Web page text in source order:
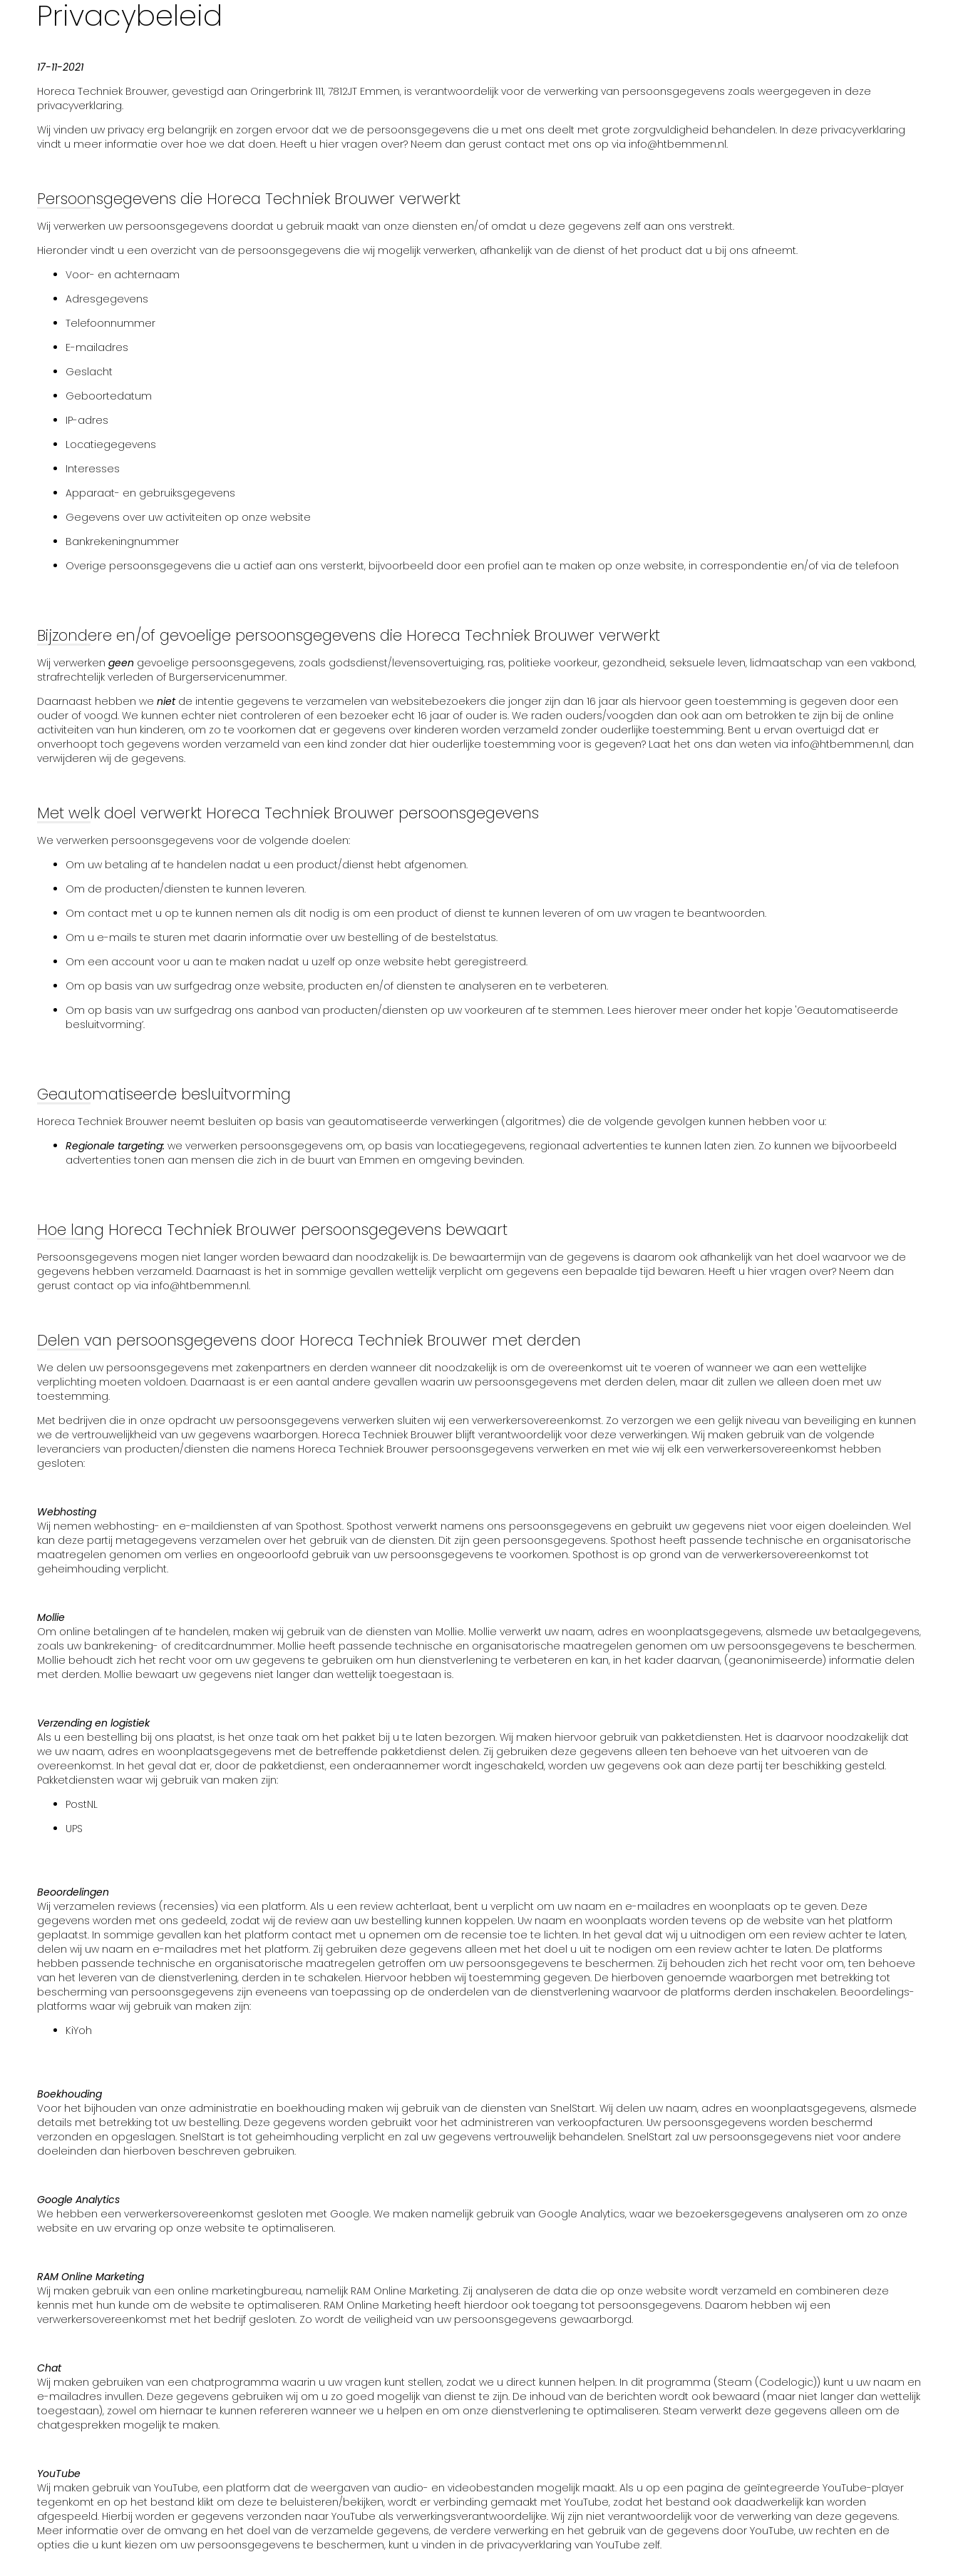
Privacybeleid
17-11-2021
Horeca Techniek Brouwer, gevestigd aan Oringerbrink 111, 7812JT Emmen, is verantwoordelijk voor de verwerking van persoonsgegevens zoals weergegeven in deze
privacyverklaring.
Wij vinden uw privacy erg belangrijk en zorgen ervoor dat we de persoonsgegevens die u met ons deelt met grote zorgvuldigheid behandelen. In deze privacyverklaring
vindt u meer informatie over hoe we dat doen. Heeft u hier vragen over? Neem dan gerust contact met ons op via info@htbemmen.nl.
Persoonsgegevens die Horeca Techniek Brouwer verwerkt
Wij verwerken uw persoonsgegevens doordat u gebruik maakt van onze diensten en/of omdat u deze gegevens zelf aan ons verstrekt.
Hieronder vindt u een overzicht van de persoonsgegevens die wij mogelijk verwerken, afhankelijk van de dienst of het product dat u bij ons afneemt.
Voor- en achternaam
Adresgegevens
Telefoonnummer
E-mailadres
Geslacht
Geboortedatum
IP-adres
Locatiegegevens
Interesses
Apparaat- en gebruiksgegevens
Gegevens over uw activiteiten op onze website
Bankrekeningnummer
Overige persoonsgegevens die u actief aan ons versterkt, bijvoorbeeld door een profiel aan te maken op onze website, in correspondentie en/of via de telefoon
Bijzondere en/of gevoelige persoonsgegevens die Horeca Techniek Brouwer verwerkt
Wij verwerken geen gevoelige persoonsgegevens, zoals godsdienst/levensovertuiging, ras, politieke voorkeur, gezondheid, seksuele leven, lidmaatschap van een vakbond,
strafrechtelijk verleden of Burgerservicenummer.
Daarnaast hebben we nietde intentie gegevens te verzamelen van websitebezoekers die jonger zijn dan 16 jaar als hiervoor geen toestemming is gegeven door een
ouder of voogd. We kunnen echter niet controleren of een bezoeker echt 16 jaar of ouder is. We raden ouders/voogden dan ook aan om betrokken te zijn bij de online
activiteiten van hun kinderen, om zo te voorkomen dat er gegevens over kinderen worden verzameld zonder ouderlijke toestemming. Bent u ervan overtuigd dat er
onverhoopt toch gegevens worden verzameld van een kind zonder dat hier ouderlijke toestemming voor is gegeven? Laat het ons dan weten via info@htbemmen.nl, dan
verwijderen wij de gegevens.
Met welk doel verwerkt Horeca Techniek Brouwer persoonsgegevens
We verwerken persoonsgegevens voor de volgende doelen:
Om uw betaling af te handelen nadat u een product/dienst hebt afgenomen.
Om de producten/diensten te kunnen leveren.
Om contact met u op te kunnen nemen als dit nodig is om een product of dienst te kunnen leveren of om uw vragen te beantwoorden.
Om u e-mails te sturen met daarin informatie over uw bestelling of de bestelstatus.
Om een account voor u aan te maken nadat u uzelf op onze website hebt geregistreerd.
Om op basis van uw surfgedrag onze website, producten en/of diensten te analyseren en te verbeteren.
Om op basis van uw surfgedrag ons aanbod van producten/diensten op uw voorkeuren af te stemmen. Lees hierover meer onder het kopje 'Geautomatiseerde
besluitvorming’.
Geautomatiseerde besluitvorming
Horeca Techniek Brouwer neemt besluiten op basis van geautomatiseerde verwerkingen (algoritmes) die de volgende gevolgen kunnen hebben voor u:
Regionale targeting: we verwerken persoonsgegevens om, op basis van locatiegegevens, regionaal advertenties te kunnen laten zien. Zo kunnen we bijvoorbeeld
advertenties tonen aan mensen die zich in de buurt van Emmen en omgeving bevinden.
Hoe lang Horeca Techniek Brouwer persoonsgegevens bewaart
Persoonsgegevens mogen niet langer worden bewaard dan noodzakelijk is. De bewaartermijn van de gegevens is daarom ook afhankelijk van het doel waarvoor we de
gegevens hebben verzameld. Daarnaast is het in sommige gevallen wettelijk verplicht om gegevens een bepaalde tijd bewaren. Heeft u hier vragen over? Neem dan
gerust contact op via info@htbemmen.nl.
Delen van persoonsgegevens door Horeca Techniek Brouwer met derden
We delen uw persoonsgegevens met zakenpartners en derden wanneer dit noodzakelijk is om de overeenkomst uit te voeren of wanneer we aan een wettelijke
verplichting moeten voldoen. Daarnaast is er een aantal andere gevallen waarin uw persoonsgegevens met derden delen, maar dit zullen we alleen doen met uw
toestemming.
Met bedrijven die in onze opdracht uw persoonsgegevens verwerken sluiten wij een verwerkersovereenkomst. Zo verzorgen we een gelijk niveau van beveiliging en kunnen
we de vertrouwelijkheid van uw gegevens waarborgen. Horeca Techniek Brouwer blijft verantwoordelijk voor deze verwerkingen. Wij maken gebruik van de volgende
leveranciers van producten/diensten die namens Horeca Techniek Brouwer persoonsgegevens verwerken en met wie wij elk een verwerkersovereenkomst hebben
gesloten:
Webhosting
Wij nemen webhosting- en e-maildiensten af van Spothost. Spothost verwerkt namens ons persoonsgegevens en gebruikt uw gegevens niet voor eigen doeleinden. Wel
kan deze partij metagegevens verzamelen over het gebruik van de diensten. Dit zijn geen persoonsgegevens. Spothost heeft passende technische en organisatorische
maatregelen genomen om verlies en ongeoorloofd gebruik van uw persoonsgegevens te voorkomen. Spothost is op grond van de verwerkersovereenkomst tot
geheimhouding verplicht.
Mollie
Om online betalingen af te handelen, maken wij gebruik van de diensten van Mollie. Mollie verwerkt uw naam, adres en woonplaatsgegevens, alsmede uw betaalgegevens,
zoals uw bankrekening- of creditcardnummer. Mollie heeft passende technische en organisatorische maatregelen genomen om uw persoonsgegevens te beschermen.
Mollie behoudt zich het recht voor om uw gegevens te gebruiken om hun dienstverlening te verbeteren en kan, in het kader daarvan, (geanonimiseerde) informatie delen
met derden. Mollie bewaart uw gegevens niet langer dan wettelijk toegestaan is.
Verzending en logistiek
Als u een bestelling bij ons plaatst, is het onze taak om het pakket bij u te laten bezorgen. Wij maken hiervoor gebruik van pakketdiensten. Het is daarvoor noodzakelijk dat
we uw naam, adres en woonplaatsgegevens met de betreffende pakketdienst delen. Zij gebruiken deze gegevens alleen ten behoeve van het uitvoeren van de
overeenkomst. In het geval dat er, door de pakketdienst, een onderaannemer wordt ingeschakeld, worden uw gegevens ook aan deze partij ter beschikking gesteld.
Pakketdiensten waar wij gebruik van maken zijn:
PostNL
UPS
Beoordelingen
Wij verzamelen reviews (recensies) via een platform. Als u een review achterlaat, bent u verplicht om uw naam en e-mailadres en woonplaats op te geven. Deze
gegevens worden met ons gedeeld, zodat wij de review aan uw bestelling kunnen koppelen. Uw naam en woonplaats worden tevens op de website van het platform
geplaatst. In sommige gevallen kan het platform contact met u opnemen om de recensie toe te lichten. In het geval dat wij u uitnodigen om een review achter te laten,
delen wij uw naam en e-mailadres met het platform. Zij gebruiken deze gegevens alleen met het doel u uit te nodigen om een review achter te laten. De platforms
hebben passende technische en organisatorische maatregelen getroffen om uw persoonsgegevens te beschermen. Zij behouden zich het recht voor om, ten behoeve
van het leveren van de dienstverlening, derden in te schakelen. Hiervoor hebben wij toestemming gegeven. De hierboven genoemde waarborgen met betrekking tot
bescherming van persoonsgegevens zijn eveneens van toepassing op de onderdelen van de dienstverlening waarvoor de platforms derden inschakelen. Beoordelings-
platforms waar wij gebruik van maken zijn:
KiYoh
Boekhouding
Voor het bijhouden van onze administratie en boekhouding maken wij gebruik van de diensten van SnelStart. Wij delen uw naam, adres en woonplaatsgegevens, alsmede
details met betrekking tot uw bestelling. Deze gegevens worden gebruikt voor het administreren van verkoopfacturen. Uw persoonsgegevens worden beschermd
verzonden en opgeslagen. SnelStart is tot geheimhouding verplicht en zal uw gegevens vertrouwelijk behandelen. SnelStart zal uw persoonsgegevens niet voor andere
doeleinden dan hierboven beschreven gebruiken.
Google Analytics
We hebben een verwerkersovereenkomst gesloten met Google. We maken namelijk gebruik van Google Analytics, waar we bezoekersgegevens analyseren om zo onze
website en uw ervaring op onze website te optimaliseren.
RAM Online Marketing
Wij maken gebruik van een online marketingbureau, namelijk RAM Online Marketing. Zij analyseren de data die op onze website wordt verzameld en combineren deze
kennis met hun kunde om de website te optimaliseren. RAM Online Marketing heeft hierdoor ook toegang tot persoonsgegevens. Daarom hebben wij een
verwerkersovereenkomst met het bedrijf gesloten. Zo wordt de veiligheid van uw persoonsgegevens gewaarborgd.
Chat
Wij maken gebruiken van een chatprogramma waarin u uw vragen kunt stellen, zodat we u direct kunnen helpen. In dit programma (Steam (Codelogic)) kunt u uw naam en
e-mailadres invullen. Deze gegevens gebruiken wij om u zo goed mogelijk van dienst te zijn. De inhoud van de berichten wordt ook bewaard (maar niet langer dan wettelijk
toegestaan), zowel om hiernaar te kunnen refereren wanneer we u helpen en om onze dienstverlening te optimaliseren. Steam verwerkt deze gegevens alleen om de
chatgesprekken mogelijk te maken.
YouTube
Wij maken gebruik van YouTube, een platform dat de weergaven van audio- en videobestanden mogelijk maakt. Als u op een pagina de geïntegreerde YouTube-player
tegenkomt en op het bestand klikt om deze te beluisteren/bekijken, wordt er verbinding gemaakt met YouTube, zodat het bestand ook daadwerkelijk kan worden
afgespeeld. Hierbij worden er gegevens verzonden naar YouTube als verwerkingsverantwoordelijke. Wij zijn niet verantwoordelijk voor de verwerking van deze gegevens.
Meer informatie over de omvang en het doel van de verzamelde gegevens, de verdere verwerking en het gebruik van de gegevens door YouTube, uw rechten en de
opties die u kunt kiezen om uw persoonsgegevens te beschermen, kunt u vinden in de privacyverklaring van YouTube zelf.